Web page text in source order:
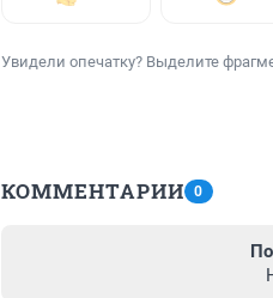
Увидели опечатку? Выделите
КОММЕНТАРИИ 0